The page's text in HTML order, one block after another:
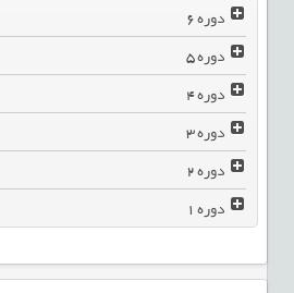
دوره6
دوره5
دوره4
دوره3
دوره2
دوره1